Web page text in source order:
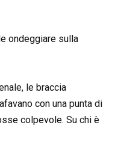
ondeggiare sulla
le braccia
con una punta di
colpevole. Su chi è